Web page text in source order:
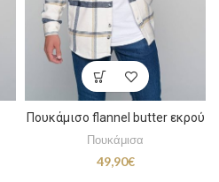
Πουκάμισο flannel butter εκρού
Πουκάμισα
49,90€